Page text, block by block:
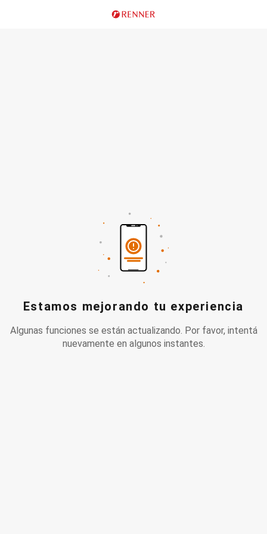
Estamos mejorando tu experiencia
Algunas funciones se están actualizando. Por favor, intentá
nuevamente en algunos instantes.